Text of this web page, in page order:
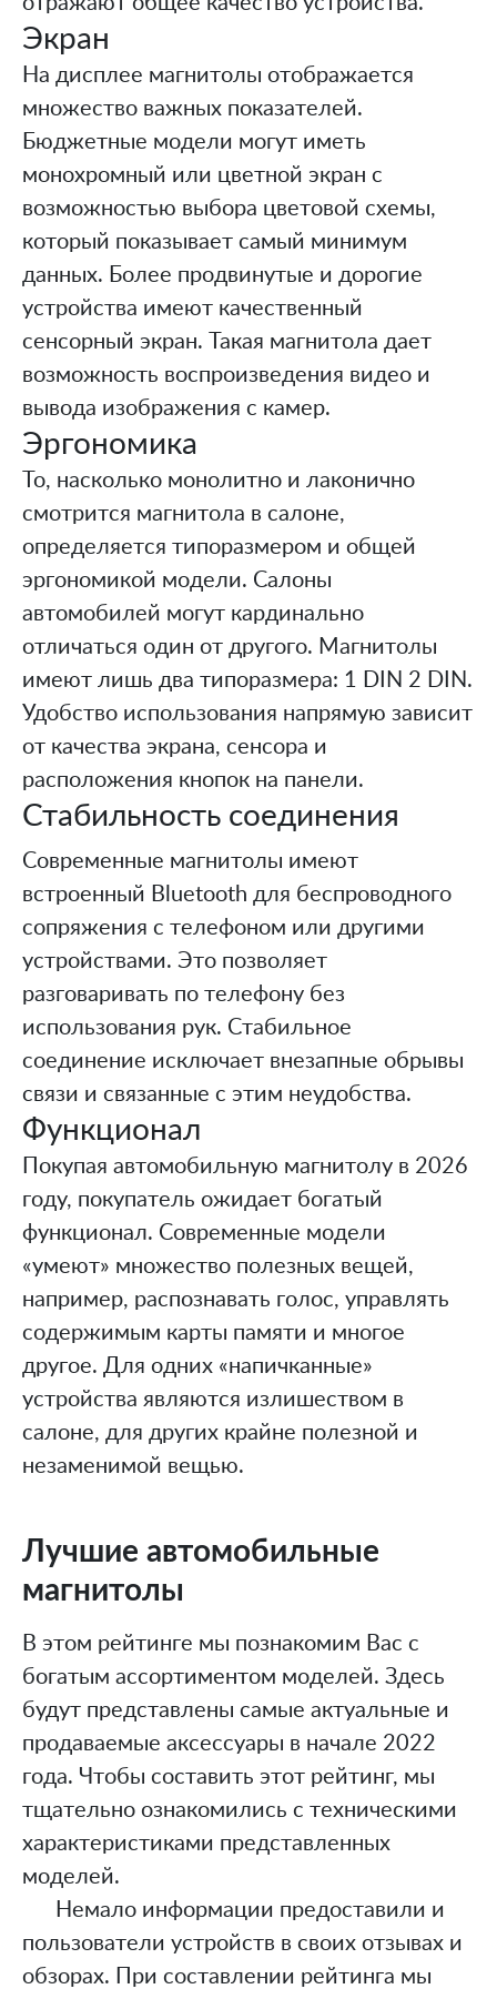
Экран
На дисплее магнитолы отображается
множество важных показателей.
Бюджетные модели могут иметь
монохромный или цветной экран с
возможностью выбора цветовой схемы,
который показывает самый минимум
данных. Более продвинутые и дорогие
устройства имеют качественный
сенсорный экран. Такая магнитола дает
возможность воспроизведения видео и
вывода изображения с камер.
Эргономика
То, насколько монолитно и лаконично
смотрится магнитола в салоне,
определяется типоразмером и общей
эргономикой модели. Салоны
автомобилей могут кардинально
отличаться один от другого. Магнитолы
имеют лишь два типоразмера: 1 DIN 2 DIN.
Удобство использования напрямую зависит
от качества экрана, сенсора и
расположения кнопок на панели.
Стабильность соединения
Современные магнитолы имеют
встроенный Bluetooth для беспроводного
сопряжения с телефоном или другими
устройствами. Это позволяет
разговаривать по телефону без
использования рук. Стабильное
соединение исключает внезапные обрывы
связи и связанные с этим неудобства.
Функционал
Покупая автомобильную магнитолу в 2026
году, покупатель ожидает богатый
функционал. Современные модели
«умеют» множество полезных вещей,
например, распознавать голос, управлять
содержимым карты памяти и многое
другое. Для одних «напичканные»
устройства являются излишеством в
салоне, для других крайне полезной и
незаменимой вещью.
Лучшие автомобильные
магнитолы
В этом рейтинге мы познакомим Вас с
богатым ассортиментом моделей. Здесь
будут представлены самые актуальные и
продаваемые аксессуары в начале 2022
года. Чтобы составить этот рейтинг, мы
тщательно ознакомились с техническими
характеристиками представленных
моделей.
Немало информации предоставили и
пользователи устройств в своих отзывах и
обзорах. При составлении рейтинга мы